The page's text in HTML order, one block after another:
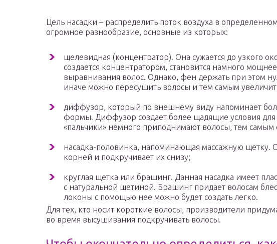
Цель насадки – распределить поток воздуха в
огромное разнообразие, основные из которых:
щелевидная (концентратор). Она сужается до узкого
создается концентратором, становится намного
выравнивания волос. Однако, фен держать при этом
иначе можно пересушить волосы и тем самым
диффузор, который по внешнему виду напоминает
формы. Диффузор создает более щадящие условия для
«пальчики» немного приподнимают волосы, тем самым
насадка-половинка, напоминающая массажную щетку.
корней и подкручивает их снизу;
круглая щетка или брашинг. Данная насадка имеет
с натуральной щетиной. Брашинг придает волосам
локоны с помощью нее можно будет создать легко.
Для тех, кто носит короткие волосы, производители
во время высушивания подкручивать волосы.